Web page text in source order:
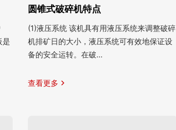
是
圆锥式破碎机特点
(1)液压系统 该机具有用液压系统来调整破碎
机排矿日的大小，液压系统可有效地保证设
备的安全运转。在破…
查看更多